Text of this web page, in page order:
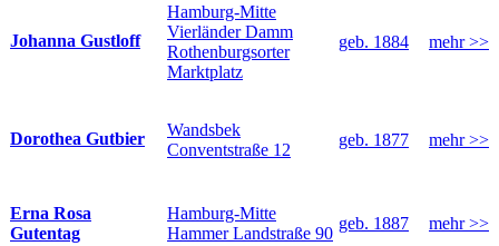
Johanna Gustloff
Hamburg-Mitte
Vierländer Damm
Rothenburgsorter
Marktplatz
geb. 1884 mehr >>
Dorothea Gutbier
Wandsbek
Conventstraße 12
geb. 1877 mehr >>
Erna Rosa
Gutentag
Hamburg-Mitte
Hammer Landstraße 90
geb. 1887 mehr >>